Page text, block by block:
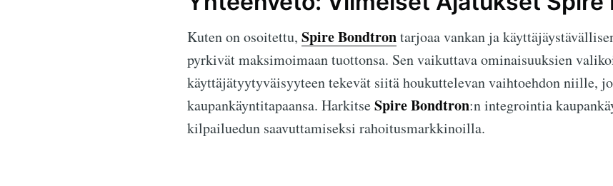
Kuten on osoitettu, Spire Bondtrontarjoaa vankan ja
pyrkivät maksimoimaan tuottonsa. Sen vaikuttava ominaisuuksien
käyttäjätyytyväisyyteen tekevät siitä houkuttelevan vaihtoehdon niille,
kaupankäyntitapaansa. HarkitseSpire Bondtron:n integrointia
kilpailuedun saavuttamiseksi rahoitusmarkkinoilla.